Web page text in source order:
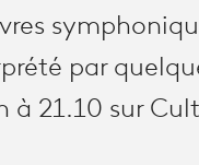
par
à 21.10 sur